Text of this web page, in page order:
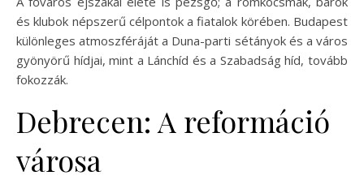
és klubok népszerű célpontok a fiatalok körében. Budapest
különleges atmoszféráját a Duna-parti sétányok és a város
gyönyörű hídjai, mint a Lánchíd és a Szabadság híd, tovább
fokozzák.
Debrecen: A reformáció
városa